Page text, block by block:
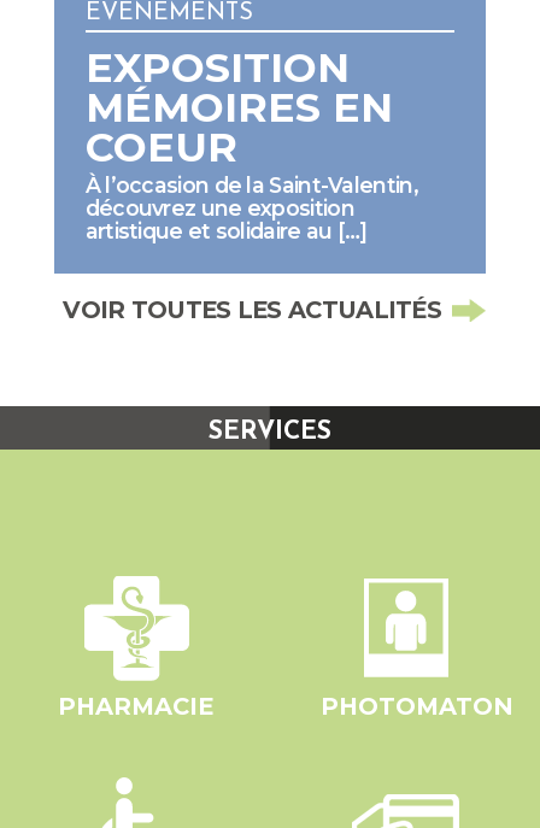
ÉVÉNEMENTS
EXPOSITION
MÉMOIRES EN
COEUR
À l’occasion de la Saint-Valentin,
découvrez une exposition
artistique et solidaire au […]
VOIR TOUTES LES ACTUALITÉS
SERVICES
PHARMACIE PHOTOMATON